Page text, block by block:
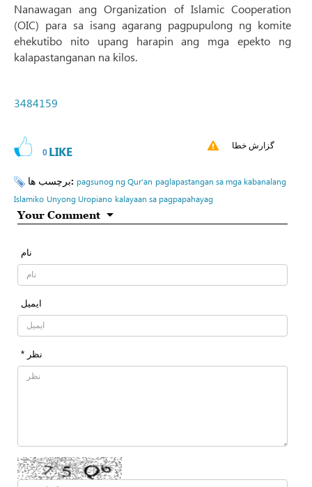
Nanawagan ang Organization of Islamic Cooperation
(OIC) para sa isang agarang pagpupulong ng komite
ehekutibo nito upang harapin ang mga epekto ng
kalapastanganan na kilos.
3484159
0 LIKE گزارش خطا
برچسب ها: pagsunog ng Qur’an paglapastangan sa mga kabanalang
Islamiko Unyong Uropiano kalayaan sa pagpapahayag
Your Comment
نام
ایمیل
* نظر